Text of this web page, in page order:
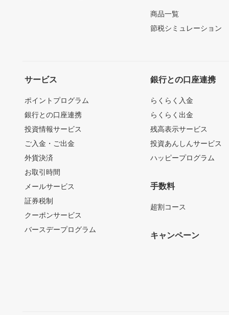
商品一覧
節税シミュレーション
サービス
ポイントプログラム
銀行との口座連携
投資情報サービス
ご入金・ご出金
外貨決済
お取引時間
メールサービス
証券税制
クーポンサービス
バースデープログラム
銀行との口座連携
らくらく入金
らくらく出金
残高表示サービス
投資あんしんサービス
ハッピープログラム
手数料
超割コース
キャンペーン